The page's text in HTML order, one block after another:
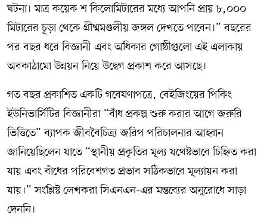
ঘটনা। মাত্র কয়েক শ কিলোমিটারের মধ্যে আপনি প্রায় ৮,০০০
মিটারের চূড়া থেকে গ্রীষ্মমণ্ডলীয় জঙ্গল দেখতে পাবেন।” বছরের
পর বছর ধরে বিজ্ঞানী এবং অধিকার গোষ্ঠীগুলো এই এলাকায়
অবকাঠামো উন্নয়ন নিয়ে উদ্বেগ প্রকাশ করে আসছে।
গত বছর প্রকাশিত একটি গবেষণাপত্রে, বেইজিংয়ের পিকিং
ইউনিভার্সিটির বিজ্ঞানীরা “বাঁধ প্রকল্প শুরু করার আগে জরুরি
ভিত্তিতে” ব্যাপক জীববৈচিত্র্য জরিপ পরিচালনার আহ্বান
জানিয়েছিলেন যাতে “স্থানীয় প্রকৃতির মূল্য যথেষ্টভাবে চিহ্নিত করা
যায় এবং বাঁধের পরিবেশগত প্রভাব সঠিকভাবে মূল্যায়ন করা
যায়।” সংশ্লিষ্ট লেখকরা সিএনএন-এর মন্তব্যের অনুরোধে সাড়া
দেননি।